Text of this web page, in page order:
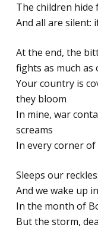
The children
And all are silent:
At the end, the
fights as much as
Your country is
they bloom
In mine, war
screams
In every corner
Sleeps our
And we wake up
In the month of
But the storm,